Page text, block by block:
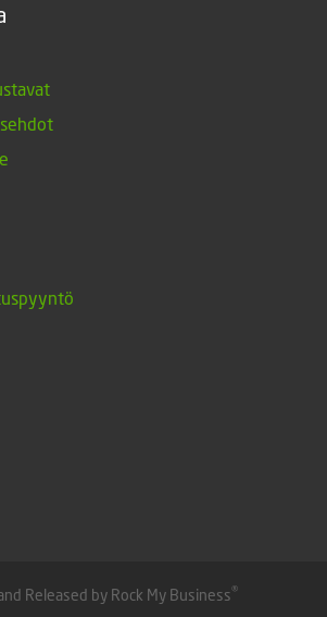
Released by Rock My Business®